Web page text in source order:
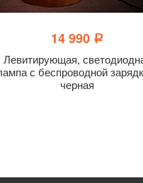
14 990 a
Левитирующая,
с беспроводной
черная